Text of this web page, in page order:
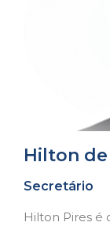
Hilton
Secretário
Hilton Pires é